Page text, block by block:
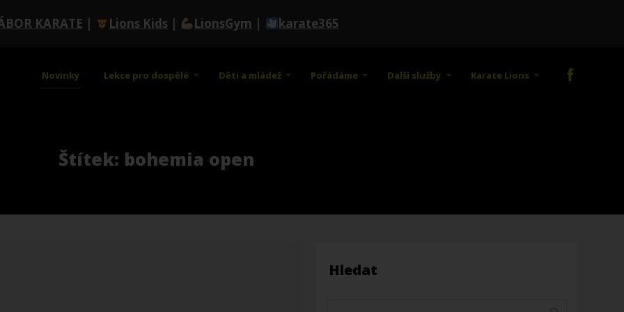
KARATE | Lions Kids | LionsGym | karate365
Novinky Lekce pro dospělé Děti a mládež Pořádáme Další služby Karate Lions
Štítek: bohemia open
Hledat